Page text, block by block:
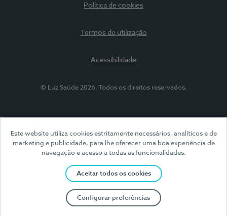
Este website utiliza cookies estritamente necessários, analíticos e de
marketing e publicidade, para lhe oferecer uma boa experiência de
navegação e acesso a todas as funcionalidades.
Aceitar todos os cookies
Configurar preferências
Política de cookies
Termos de utilização
Acessibilidade
© Luz Saúde 2026. Todos os direitos reservados.